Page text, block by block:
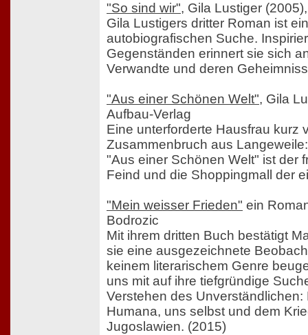
"So sind wir", Gila Lustiger
Gila Lustigers dritter Roman ist
autobiografischen Suche.
Gegenständen erinnert sie sich
Verwandte und deren
"Aus einer Schönen Welt", Gila
Aufbau-Verlag
Eine unterforderte Hausfrau kurz
Zusammenbruch aus
"Aus einer Schönen Welt" ist der
Feind und die Shoppingmall der
"Mein weisser Frieden" ein
Bodrozic
Mit ihrem dritten Buch bestätigt
sie eine ausgezeichnete
keinem literarischem Genre
uns mit auf ihre tiefgründige
Verstehen des Unverständlichen:
Humana, uns selbst und dem
Jugoslawien. (2015)